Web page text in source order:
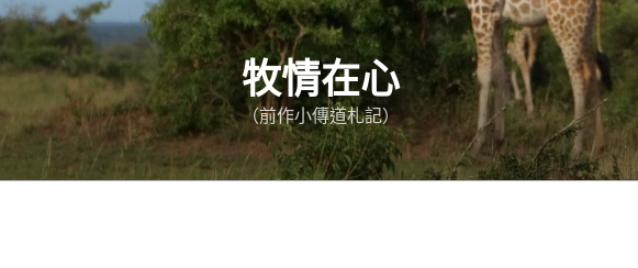
跳
主
內
容
牧情在心
（前作小傳道札記）